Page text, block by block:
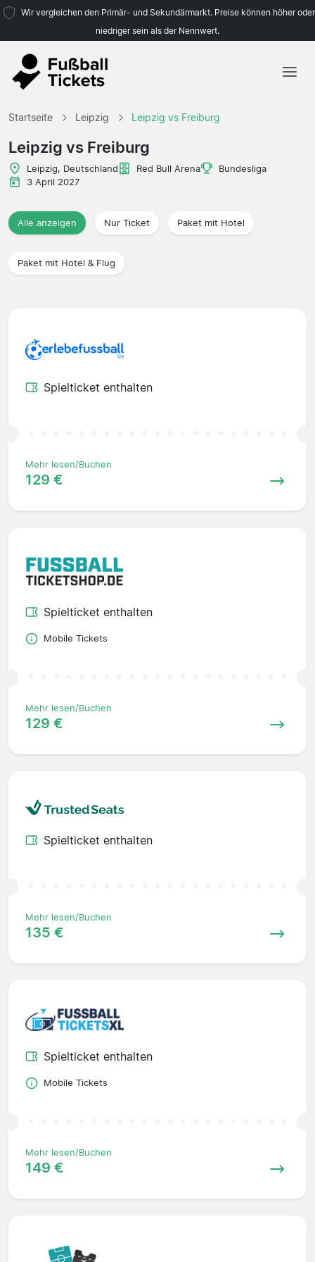
Wir vergleichen den Primär- und Sekundärmarkt. Preise können höher oder
niedriger sein als der Nennwert.
Ligen
Startseite Leipzig Leipzig vs Freiburg
Leipzig vs Freiburg
Leipzig, Deutschland Red Bull Arena
Bundesliga
3 April 2027
Alle anzeigen Nur Ticket Paket mit Hotel
Paket mit Hotel & Flug
Spielticket enthalten
Mehr lesen/Buchen
129 €
Spielticket enthalten
Mobile Tickets
Mehr lesen/Buchen
129 €
Spielticket enthalten
Mehr lesen/Buchen
135 €
Spielticket enthalten
Mobile Tickets
Mehr lesen/Buchen
149 €